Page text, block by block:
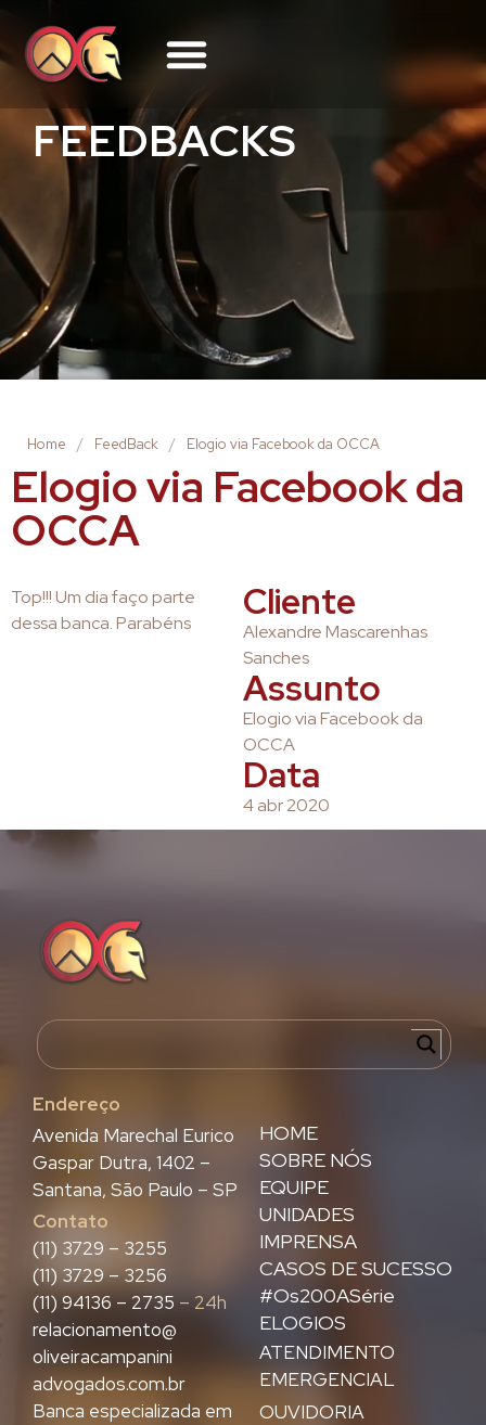
FEEDBACKS
Home / FeedBack / Elogio via Facebook da OCCA
Elogio via Facebook da
OCCA
Top!!! Um dia faço parte
dessa banca. Parabéns
Cliente
Alexandre Mascarenhas
Sanches
Assunto
Elogio via Facebook da
OCCA
Data
4 abr 2020
Endereço
HOME
SOBRE NÓS
EQUIPE
UNIDADES
IMPRENSA
CASOS DE SUCESSO
#Os200ASérie
ELOGIOS
ATENDIMENTO
EMERGENCIAL
OUVIDORIA
Avenida Marechal Eurico
Gaspar Dutra, 1402 –
Santana, São Paulo – SP
Contato
(11) 3729 – 3255
(11) 3729 – 3256
(11) 94136 – 2735 – 24h
relacionamento@
oliveiracampanini
advogados.com.br
Banca especializada em